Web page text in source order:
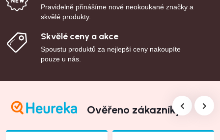
Pravidelně přinášíme nové neokoukané značky a
skvělé produkty.
Skvělé ceny a akce
Spoustu produktů za nejlepší ceny nakoupíte
pouze u nás.
Ověřeno zákazníky